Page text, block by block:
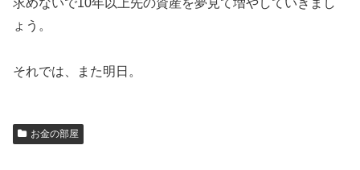
求めないで10年以上先の資産を夢見て増やしていきまし
ょう。
それでは、また明日。
お金の部屋